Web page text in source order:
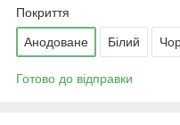
Покриття
Анодоване Білий
Готово до відправки